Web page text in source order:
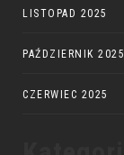
LISTOPAD 2025
PAŹDZIERNIK 2025
CZERWIEC 2025